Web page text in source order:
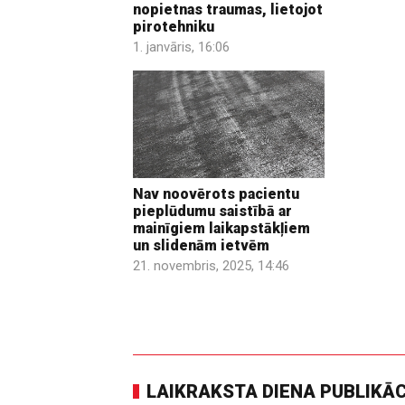
nopietnas traumas, lietojot
pirotehniku
1. janvāris, 16:06
Nav noovērots pacientu
pieplūdumu saistībā ar
mainīgiem laikapstākļiem
un slidenām ietvēm
21. novembris, 2025, 14:46
LAIKRAKSTA DIENA